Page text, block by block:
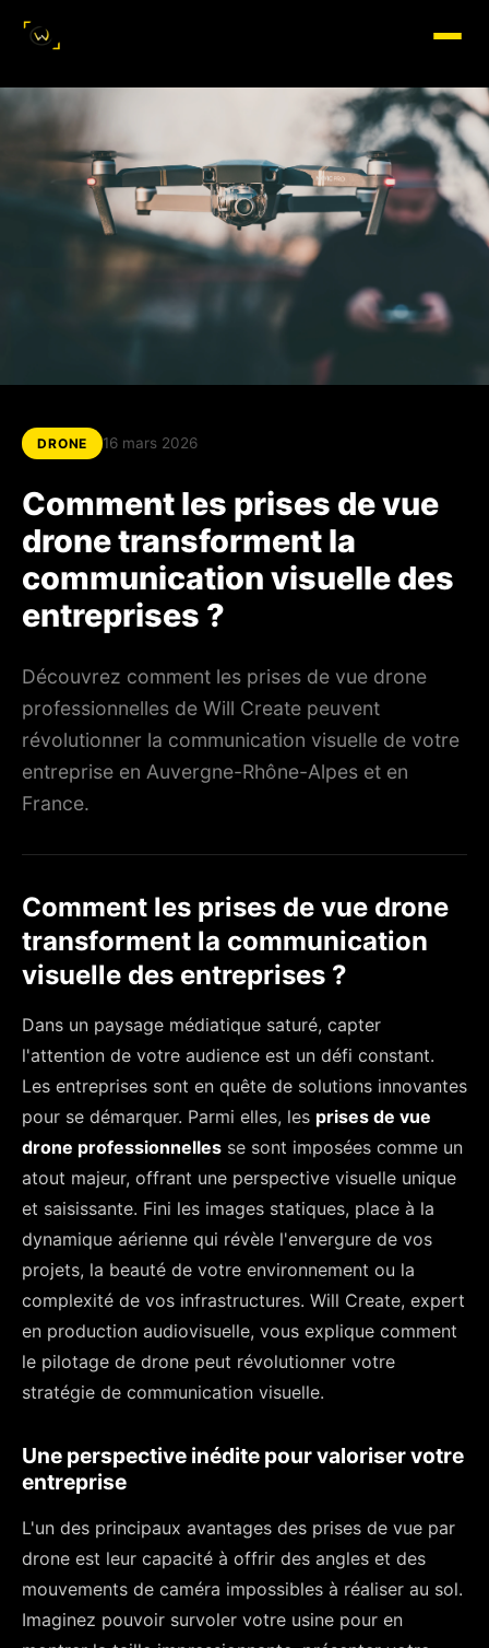
DRONE 16 mars 2026
Comment les prises de vue
drone transforment la
communication visuelle des
entreprises ?
Découvrez comment les prises de vue drone
professionnelles de Will Create peuvent
révolutionner la communication visuelle de votre
entreprise en Auvergne-Rhône-Alpes et en
France.
Comment les prises de vue drone
transforment la communication
visuelle des entreprises ?
Dans un paysage médiatique saturé, capter
l'attention de votre audience est un défi constant.
Les entreprises sont en quête de solutions innovantes
pour se démarquer. Parmi elles, les prises de vue
drone professionnelles se sont imposées comme un
atout majeur, offrant une perspective visuelle unique
et saisissante. Fini les images statiques, place à la
dynamique aérienne qui révèle l'envergure de vos
projets, la beauté de votre environnement ou la
complexité de vos infrastructures. Will Create, expert
en production audiovisuelle, vous explique comment
le pilotage de drone peut révolutionner votre
stratégie de communication visuelle.
Une perspective inédite pour valoriser votre
entreprise
L'un des principaux avantages des prises de vue par
drone est leur capacité à offrir des angles et des
mouvements de caméra impossibles à réaliser au sol.
Imaginez pouvoir survoler votre usine pour en